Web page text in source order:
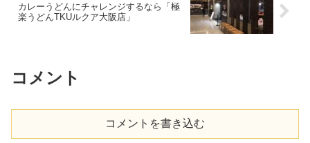
カレーうどんにチャレンジするなら「極
楽うどんTKUルクア大阪店」
コメント
コメントを書き込む